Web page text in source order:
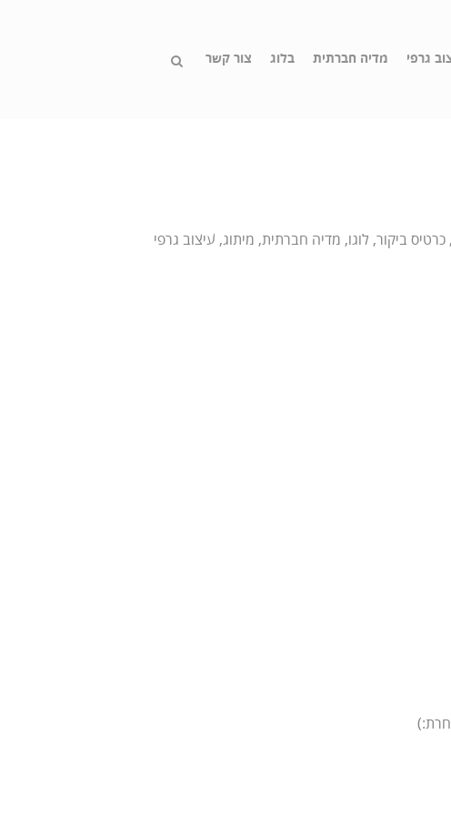
גרפי מדיה חברתית בלוג צור קשר
כרטיס ביקור, לוגו, מדיה חברתית, מיתוג, עיצוב גרפי